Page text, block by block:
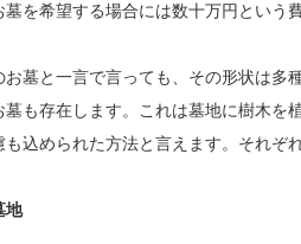
墓を希望する場合には数十万円という
お墓と一言で言っても、その形状は多
墓も存在します。これは墓地に樹木を
も込められた方法と言えます。それぞ
地